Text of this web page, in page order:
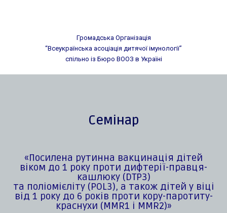
Громадська Організація
“Всеукраїнська асоціація дитячої імунології”
спільно із Бюро ВООЗ в Україні
Семінар
«Посилена рутинна вакцинація дітей
віком до 1 року проти дифтерії-правця-
кашлюку (DTP3)
та поліомієліту (POL3), а також дітей у віці
від 1 року до 6 років проти кору-паротиту-
краснухи (MMR1 і MMR2)»